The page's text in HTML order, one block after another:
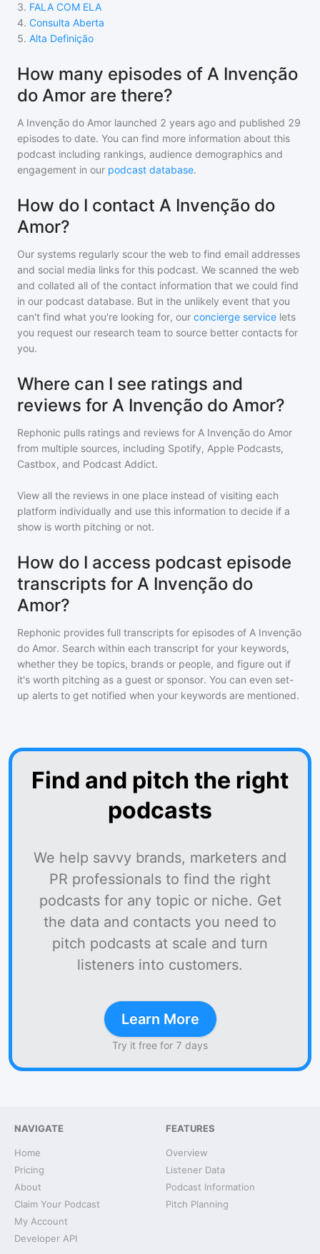
3. FALA COM ELA
4. Consulta Aberta
5. Alta Definição
How many episodes of A Invenção
do Amor are there?
A Invenção do Amor launched 2 years ago and published 29
episodes to date. You can find more information about this
podcast including rankings, audience demographics and
engagement in our podcast database.
How do I contact A Invenção do
Amor?
Our systems regularly scour the web to find email addresses
and social media links for this podcast. We scanned the web
and collated all of the contact information that we could find
in our podcast database. But in the unlikely event that you
can't find what you're looking for, our concierge service lets
you request our research team to source better contacts for
you.
Where can I see ratings and
reviews for A Invenção do Amor?
Rephonic pulls ratings and reviews for A Invenção do Amor
from multiple sources, including Spotify, Apple Podcasts,
Castbox, and Podcast Addict.
View all the reviews in one place instead of visiting each
platform individually and use this information to decide if a
show is worth pitching or not.
How do I access podcast episode
transcripts for A Invenção do
Amor?
Rephonic provides full transcripts for episodes of A Invenção
do Amor. Search within each transcript for your keywords,
whether they be topics, brands or people, and figure out if
it's worth pitching as a guest or sponsor. You can even set-
up alerts to get notified when your keywords are mentioned.
Find and pitch the right
podcasts
We help savvy brands, marketers and
PR professionals to find the right
podcasts for any topic or niche. Get
the data and contacts you need to
pitch podcasts at scale and turn
listeners into customers.
Learn More
Try it free for 7 days
NAVIGATE
Home
Pricing
About
Claim Your Podcast
My Account
Developer API
FEATURES
Overview
Listener Data
Podcast Information
Pitch Planning